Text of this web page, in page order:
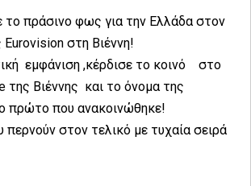
πράσινο φως για την Ελλάδα στον
Eurovision στη Βιέννη!
εμφάνιση ,κέρδισε το κοινό στο
της Βιέννης και το όνομα της
πρώτο που ανακοινώθηκε!
στον τελικό με τυχαία σειρά